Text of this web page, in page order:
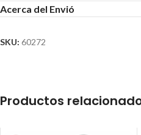
Acerca del Envió
SKU: 60272
Productos